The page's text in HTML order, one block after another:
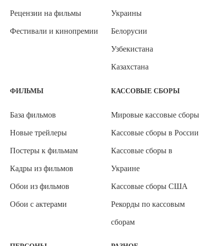
Рецензии на фильмы
Фестивали и кинопремии
Украины
Белорусии
Узбекистана
Казахстана
ФИЛЬМЫ
База фильмов
Новые трейлеры
Постеры к фильмам
Кадры из фильмов
Обои из фильмов
Обои с актерами
КАССОВЫЕ СБОРЫ
Мировые кассовые сборы
Кассовые сборы в России
Кассовые сборы в
Украине
Кассовые сборы США
Рекорды по кассовым
сборам